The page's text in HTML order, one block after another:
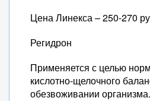
Цена Линекса – 250-270
Регидрон
Применяется с целью
кислотно-щелочного
обезвоживании организма.